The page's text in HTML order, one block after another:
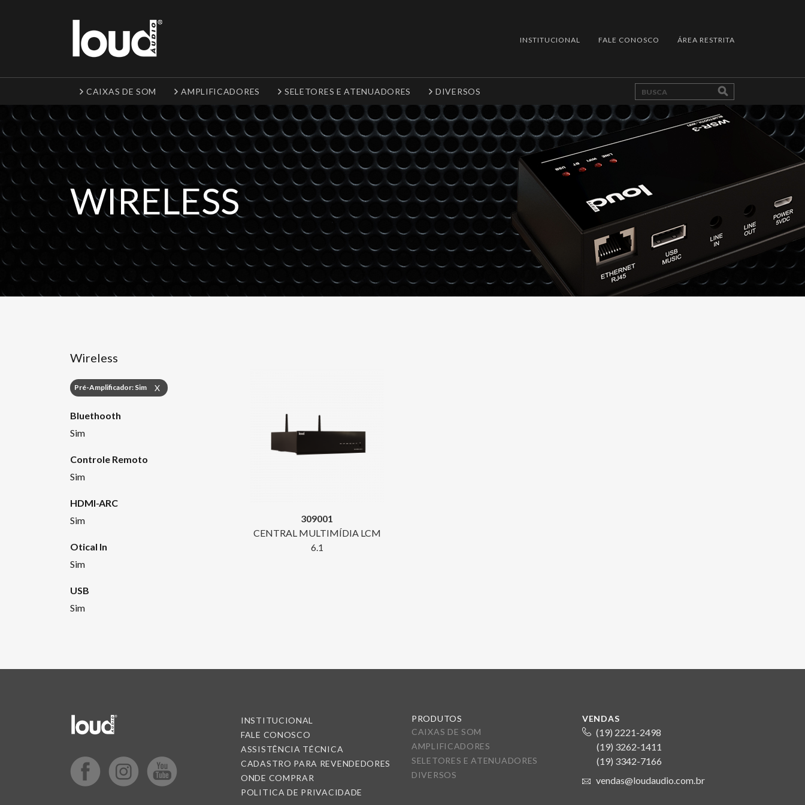
INSTITUCIONAL FALE CONOSCO ÁREA RESTRITA
CAIXAS DE SOM AMPLIFICADORES SELETORES E ATENUADORES DIVERSOS
WIRELESS
Wireless
Pré-Amplificador: Sim X
Bluethooth
Sim
Controle Remoto
Sim
HDMI-ARC
Sim
Otical In
Sim
USB
Sim
309001
CENTRAL MULTIMÍDIA LCM
6.1
INSTITUCIONAL
FALE CONOSCO
ASSISTÊNCIA TÉCNICA
CADASTRO PARA REVENDEDORES
ONDE COMPRAR
POLITICA DE PRIVACIDADE
PRODUTOS
CAIXAS DE SOM
AMPLIFICADORES
SELETORES E ATENUADORES
DIVERSOS
VENDAS
(19) 2221-2498
(19) 3262-1411
(19) 3342-7166
vendas@loudaudio.com.br